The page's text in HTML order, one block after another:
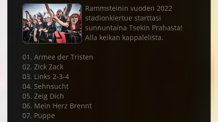
Rammsteinin vuoden 2022
stadionkiertue starttasi
sunnuntaina Tsekin Prahasta!
Alla keikan kappalelista.
01. Armee der Tristen
02. Zick Zack
03. Links 2-3-4
04. Sehnsucht
05. Zeig Dich
06. Mein Herz Brennt
07. Puppe